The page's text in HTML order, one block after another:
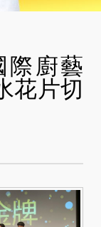
際廚藝
花片切